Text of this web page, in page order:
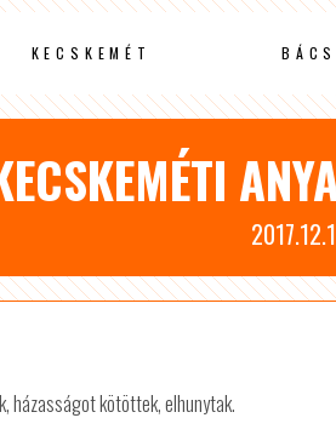
KECSKEMÉT
házasságot kötöttek, elhunytak.